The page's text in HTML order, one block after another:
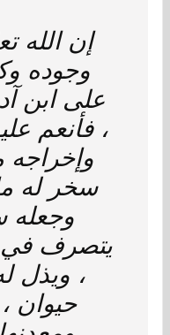
إن الله
وجوده
على ابن
، فأنعم
وإخراجه
سخر له
وجعله
يتصرف في
، ويذل
حيوان